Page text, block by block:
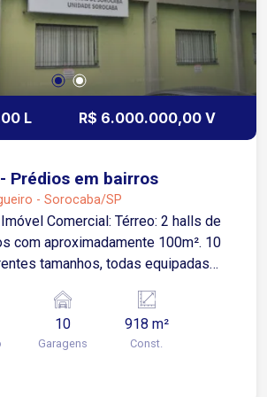
L R$ 6.000.000,00 V
Prédios em bairros
- Sorocaba/SP
Comercial: Térreo: 2 halls de
com aproximadamente 100m². 10
tamanhos, todas equipadas
unificação de algumas delas,
para diversos tipos de
sendo 1 com
10
Garagens
918 m²
Const.